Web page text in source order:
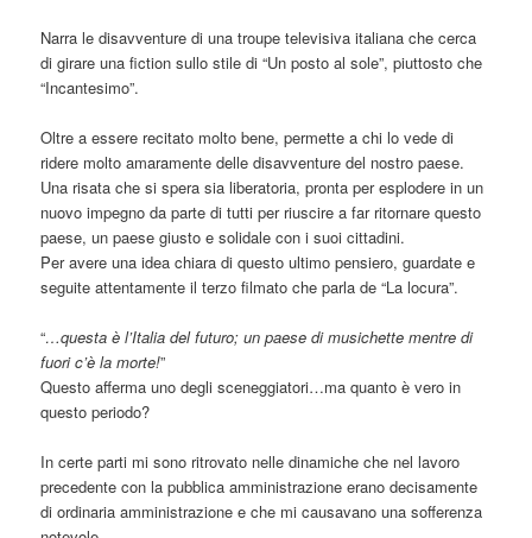
Narra le disavventure di una troupe televisiva italiana che cerca
di girare una fiction sullo stile di “Un posto al sole”, piuttosto che
“Incantesimo”.
Oltre a essere recitato molto bene, permette a chi lo vede di
ridere molto amaramente delle disavventure del nostro paese.
Una risata che si spera sia liberatoria, pronta per esplodere in un
nuovo impegno da parte di tutti per riuscire a far ritornare questo
paese, un paese giusto e solidale con i suoi cittadini.
Per avere una idea chiara di questo ultimo pensiero, guardate e
seguite attentamente il terzo filmato che parla de “La locura”.
“…questa è l’Italia del futuro; un paese di musichette mentre di
fuori c’è la morte!”
Questo afferma uno degli sceneggiatori…ma quanto è vero in
questo periodo?
In certe parti mi sono ritrovato nelle dinamiche che nel lavoro
precedente con la pubblica amministrazione erano decisamente
di ordinaria amministrazione e che mi causavano una sofferenza